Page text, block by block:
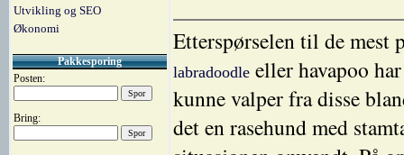
Utvikling og SEO
Økonomi
Pakkesporing
Posten:
Bring:
Etterspørselen til de mest
labradoodle eller havapoo
kunne valper fra disse
det en rasehund med